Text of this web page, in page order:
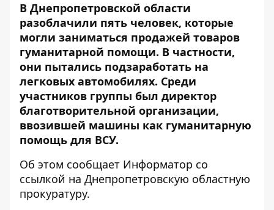
В Днепропетровской области
разоблачили пять человек, которые
могли заниматься продажей товаров
гуманитарной помощи. В частности,
они пытались подзаработать на
легковых автомобилях. Среди
участников группы был директор
благотворительной организации,
ввозившей машины как гуманитарную
помощь для ВСУ.
Об этом сообщает Информатор со
ссылкой на Днепропетровскую областную
прокуратуру.